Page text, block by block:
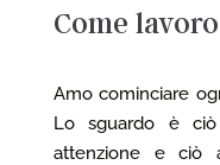
Come lavoro
Amo cominciare
Lo sguardo è
attenzione e ciò